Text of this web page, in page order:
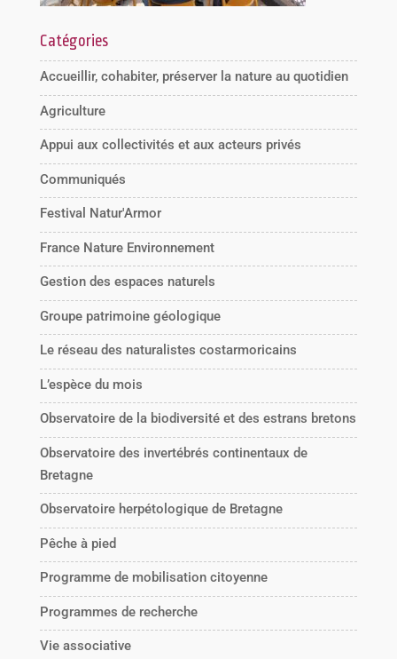
Catégories
Accueillir, cohabiter, préserver la nature au quotidien
Agriculture
Appui aux collectivités et aux acteurs privés
Communiqués
Festival Natur'Armor
France Nature Environnement
Gestion des espaces naturels
Groupe patrimoine géologique
Le réseau des naturalistes costarmoricains
L’espèce du mois
Observatoire de la biodiversité et des estrans bretons
Observatoire des invertébrés continentaux de
Bretagne
Observatoire herpétologique de Bretagne
Pêche à pied
Programme de mobilisation citoyenne
Programmes de recherche
Vie associative